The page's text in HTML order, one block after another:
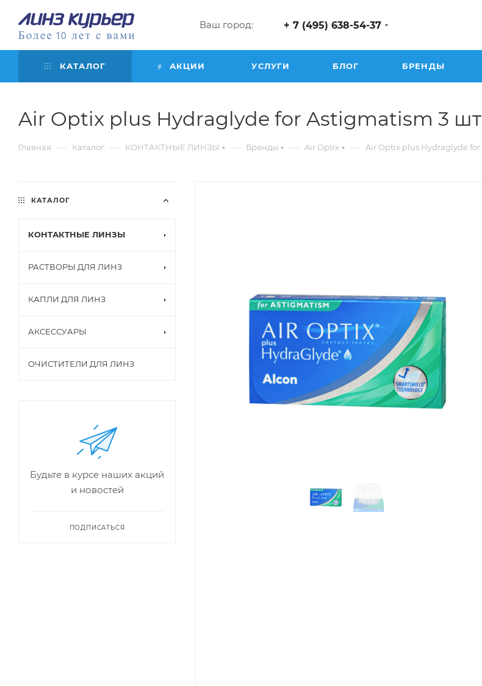
Ваш город: + 7 (495) 638-54-37
КАТАЛОГ АКЦИИ УСЛУГИ БЛОГ БРЕНДЫ
Air Optix plus Hydraglyde for Astigmatism 3 шт
Главная — Каталог — КОНТАКТНЫЕ ЛИНЗЫ — Бренды — Air Optix — Air Optix plus Hydraglyde
КАТАЛОГ
КОНТАКТНЫЕ ЛИНЗЫ
РАСТВОРЫ ДЛЯ ЛИНЗ
КАПЛИ ДЛЯ ЛИНЗ
АКСЕССУАРЫ
ОЧИСТИТЕЛИ ДЛЯ ЛИНЗ
Будьте в курсе наших акций
и новостей
ПОДПИСАТЬСЯ